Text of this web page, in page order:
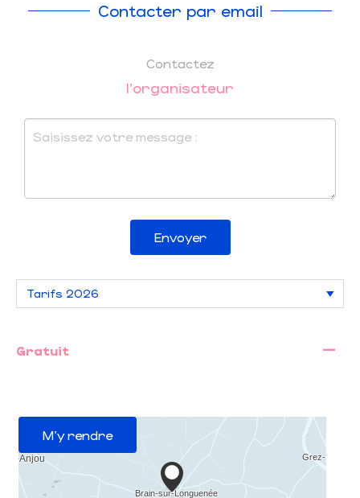
Contacter par email
Contactez
l'organisateur
Envoyer
Gratuit —
M'y rendre